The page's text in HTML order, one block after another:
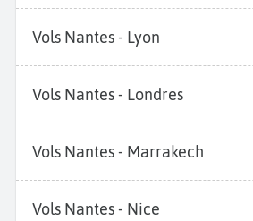
Vols Nantes - Lyon
Vols Nantes - Londres
Vols Nantes - Marrakech
Vols Nantes - Nice